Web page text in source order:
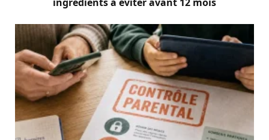
ingrédients à éviter avant 12 mois